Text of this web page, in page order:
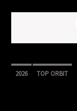
2026 TOP ORBIT